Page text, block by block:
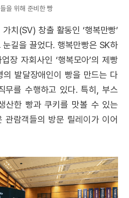
을 위해 준비한 빵
치(SV) 창출 활동인 ‘행복만빵’
길을 끌었다. 행복만빵은 SK하
장 자회사인 ‘행복모아’의 제빵
발달장애인이 빵을 만드는 다
무를 수행하고 있다. 특히, 부스
산한 빵과 쿠키를 맛볼 수 있는
관람객들의 방문 릴레이가 이어